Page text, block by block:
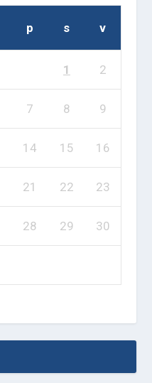
p s v
1 2
7 8 9
14 15 16
21 22 23
28 29 30